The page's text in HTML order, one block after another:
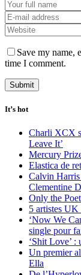
Save my name,
time I comment.
It’s hot
Charli XCX
Leave It’
Mercury
Elastica de
Calvin Harris
Clementine
Only the
5 artistes
‘Now We
single pour
‘Shit Love’
Un premier
Ella